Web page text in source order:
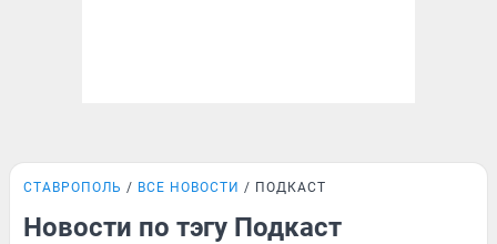
СТАВРОПОЛЬ ВСЕ НОВОСТИ ПОДКАСТ
Новости по тэгу Подкаст